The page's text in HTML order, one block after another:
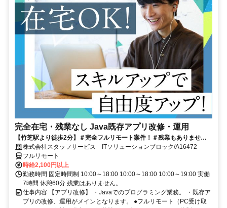
完全在宅・残業なし Java既存アプリ改修・運用
【竹芝駅より徒歩2分】＃完全フルリモート案件！＃残業もありませ
ん！＃Java経験を活かして働くチャンス★
株式会社スタッフサービス ITソリューションブロック/A16472
フルリモート
時給2,100円以上
勤務時間 固定時間制 10:00～18:00 10:00～18:00 10:00～19:00 実働
7時間 休憩60分 残業はありません。
仕事内容 【アプリ改修】 ・Javaでのプログラミング業務。 ・既存ア
プリの改修、運用がメインとなります。 ●フルリモート（PC受け取